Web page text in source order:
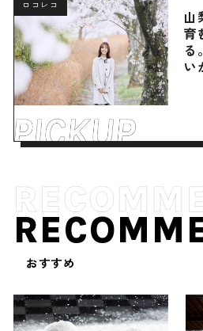
ロコレコ
山
育
い
おすすめ